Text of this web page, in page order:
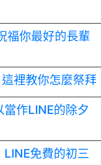
福你最好的長輩
裡教你怎麼祭拜
作LINE的除夕
免費的初三